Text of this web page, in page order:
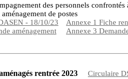
des personnels confrontés
aménagement de postes
- 18/10/23
Annexe 1 Fiche
aménagement
Annexe 3
rentrée 2023 Circulaire